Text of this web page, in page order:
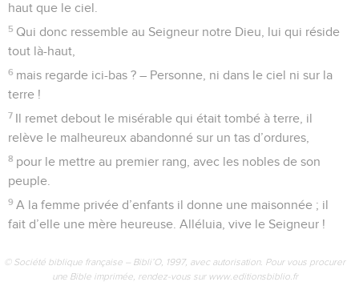
haut que le ciel.
5 Qui donc ressemble au Seigneur notre Dieu, lui qui réside
tout là-haut,
6 mais regarde ici-bas ? – Personne, ni dans le ciel ni sur la
terre !
7 Il remet debout le misérable qui était tombé à terre, il
relève le malheureux abandonné sur un tas d’ordures,
8 pour le mettre au premier rang, avec les nobles de son
peuple.
9 A la femme privée d’enfants il donne une maisonnée ; il
fait d’elle une mère heureuse. Alléluia, vive le Seigneur !
© Société biblique française – Bibli’O, 1997, avec autorisation. Pour vous procurer
une Bible imprimée, rendez-vous sur www.editionsbiblio.fr